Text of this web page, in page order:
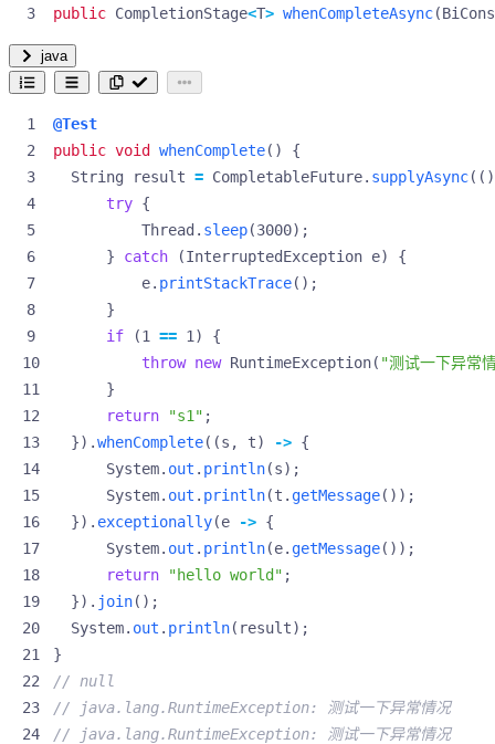
public CompletionStage<T> whenCompleteAsync(
java
@Test
public void whenComplete()
{
String
result = CompletableFuture. supplyAsync(()
try {
Thread . sleep(3000);
}
catch (InterruptedException e)
{
e. printStackTrace();
}
if
(1 == 1)
{
throw new RuntimeException( "测试一下异常
}
return
"s1" ;
}).whenComplete((s , t) -> {
System. out . println(s);
System. out . println(t . getMessage());
}). exceptionally(e -> {
System. out . println(e. getMessage());
return
"hello world" ;
}). join();
System. out . println( result);
}
// null
// java.lang.RuntimeException: 测试一下异常情况
// java.lang.RuntimeException: 测试一下异常情况